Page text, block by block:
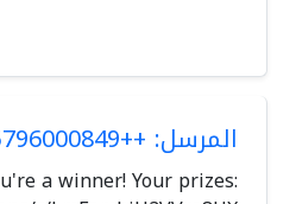
المرسل: ++15796000849
a winner! Your prizes: